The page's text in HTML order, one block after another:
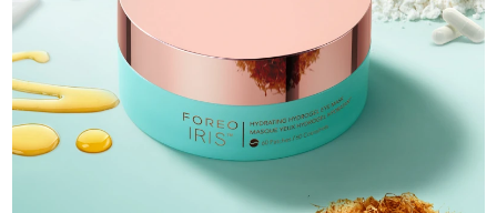
Filipinas Entrega prevista 8/14/26
Polonia Entrega prevista 8/12/26
Portugal Entrega prevista
Entrega prevista8/13/26